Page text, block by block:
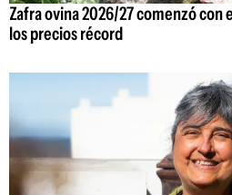
Zafra ovina 2026/27 comenzó
los precios récord